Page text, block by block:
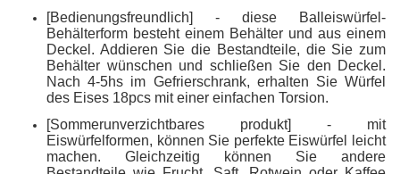
[Bedienungsfreundlich] - diese Balleiswürfel-
Behälterform besteht einem Behälter und aus einem
Deckel. Addieren Sie die Bestandteile, die Sie zum
Behälter wünschen und schließen Sie den Deckel.
Nach 4-5hs im Gefrierschrank, erhalten Sie Würfel
des Eises 18pcs mit einer einfachen Torsion.
[Sommerunverzichtbares produkt] - mit
Eiswürfelformen, können Sie perfekte Eiswürfel leicht
machen. Gleichzeitig können Sie andere